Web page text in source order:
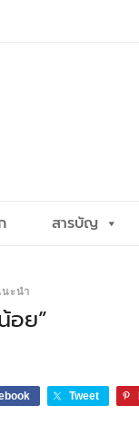
สารบัญ
ะนำ
อย”
Tweet